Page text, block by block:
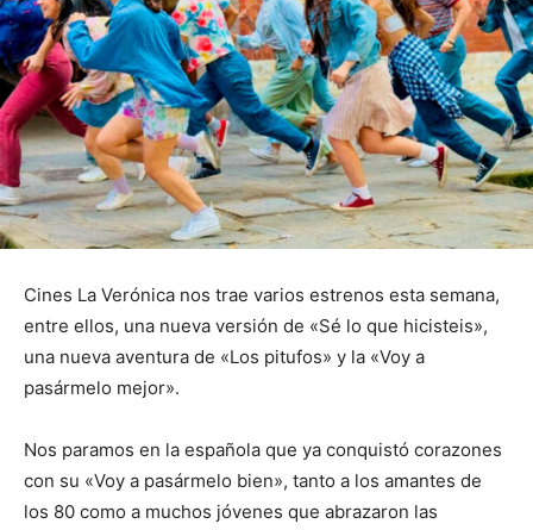
Cines La Verónica nos trae varios estrenos esta semana,
entre ellos, una nueva versión de «Sé lo que hicisteis»,
una nueva aventura de «Los pitufos» y la «Voy a
pasármelo mejor».
Nos paramos en la española que ya conquistó corazones
con su «Voy a pasármelo bien», tanto a los amantes de
los 80 como a muchos jóvenes que abrazaron las